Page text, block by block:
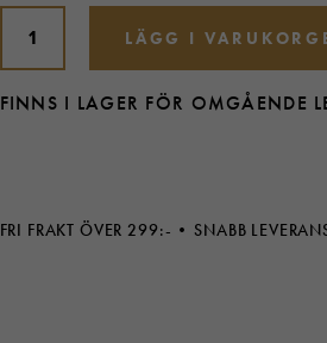
LÄGG I
FINNS I LAGER FÖR OMGÅENDE
FRI FRAKT ÖVER 299:- SNABB